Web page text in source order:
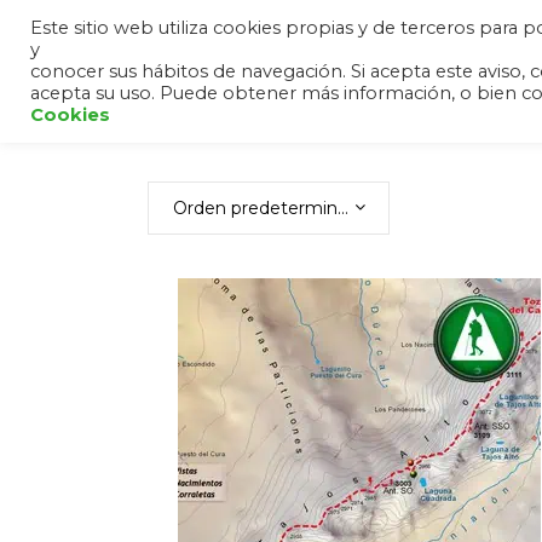
HOME ANDALUCÍA
Orden predeterminado
Este sitio web utiliza cookies propias y de terceros para
y
conocer sus hábitos de navegación. Si acepta este
acepta su uso. Puede obtener más información, o bien
Cookies